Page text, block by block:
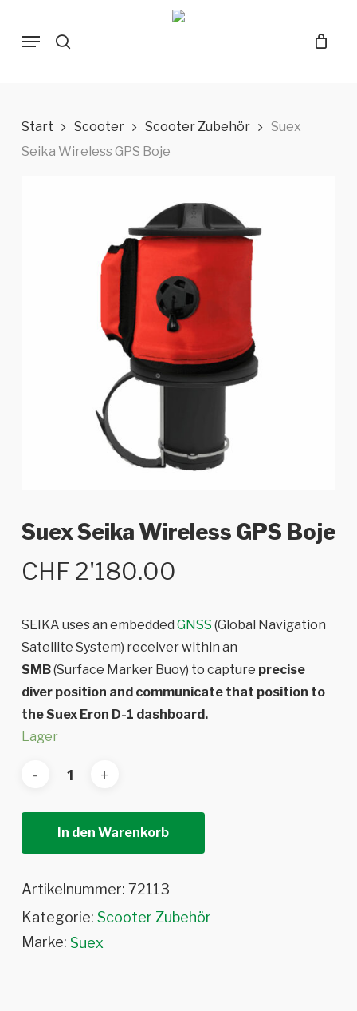
Menu
Start Scooter Scooter Zubehör
Suex
Seika Wireless GPS Boje
Suex Seika Wireless GPS Boje
CHF 2'180.00
SEIKA uses an embedded GNSS (Global Navigation
Satellite System) receiver within an
SMB(Surface Marker Buoy) to capture precise
diver position and communicate that position to
the Suex Eron D-1 dashboard.
Lager
In den Warenkorb
Artikelnummer: 72113
Kategorie: Scooter Zubehör
Marke: Suex